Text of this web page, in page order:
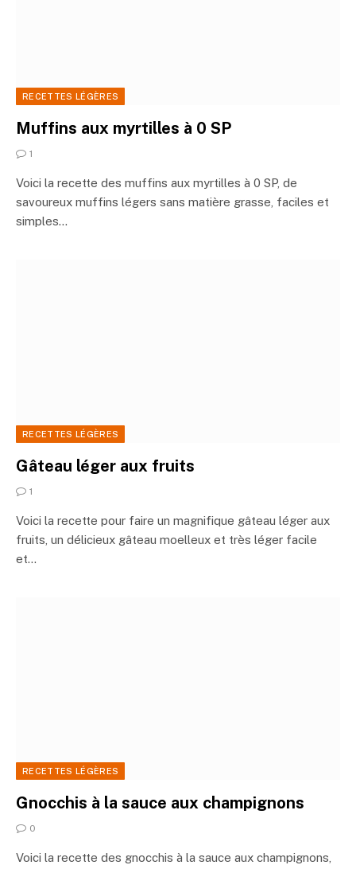
RECETTES LÉGÈRES
Muffins aux myrtilles à 0 SP
1
Voici la recette des muffins aux myrtilles à 0 SP, de
savoureux muffins légers sans matière grasse, faciles et
simples…
RECETTES LÉGÈRES
Gâteau léger aux fruits
1
Voici la recette pour faire un magnifique gâteau léger aux
fruits, un délicieux gâteau moelleux et très léger facile
et…
RECETTES LÉGÈRES
Gnocchis à la sauce aux champignons
0
Voici la recette des gnocchis à la sauce aux champignons,